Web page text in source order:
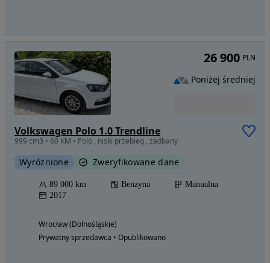
Volkswagen Polo 1.0 Trendline
999 cm3 • 60 KM • Polo , niski przebieg , zadbany
Wyróżnione Zweryfikowane dane
89 000 km Benzyna
Manualna
2017
Wrocław (Dolnośląskie)
Prywatny sprzedawca • Opublikowano
26 900 PLN
Poniżej średniej